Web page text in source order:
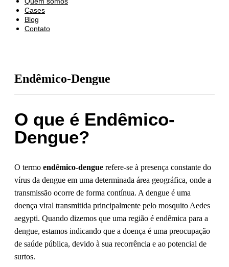
Cases
Blog
Contato
Endêmico-Dengue
O que é Endêmico-
Dengue?
O termo endêmico-dengue refere-se à presença constante do
vírus da dengue em uma determinada área geográfica, onde a
transmissão ocorre de forma contínua. A dengue é uma
doença viral transmitida principalmente pelo mosquito Aedes
aegypti. Quando dizemos que uma região é endêmica para a
dengue, estamos indicando que a doença é uma preocupação
de saúde pública, devido à sua recorrência e ao potencial de
surtos.